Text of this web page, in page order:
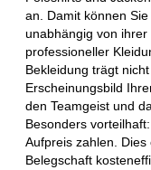
an. Damit können
unabhängig von
professioneller
Bekleidung trägt
Erscheinungsbild
den Teamgeist und
Besonders
Aufpreis zahlen.
Belegschaft